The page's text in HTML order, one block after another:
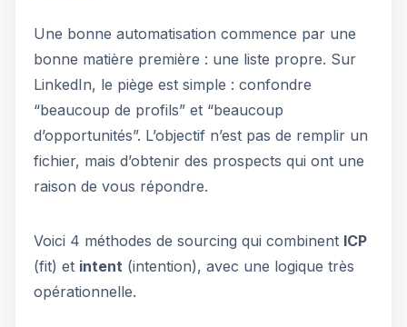
Une bonne automatisation commence par une
bonne matière première : une liste propre. Sur
LinkedIn, le piège est simple : confondre
“beaucoup de profils” et “beaucoup
d’opportunités”. L’objectif n’est pas de remplir un
fichier, mais d’obtenir des prospects qui ont une
raison de vous répondre.
Voici 4 méthodes de sourcing qui combinent ICP
(fit) et intent (intention), avec une logique très
opérationnelle.